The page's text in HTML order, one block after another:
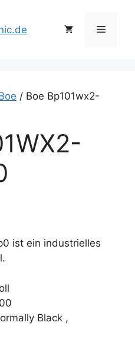
Menü
/ Boe Bp101wx2-
ist ein industrielles
Black ,